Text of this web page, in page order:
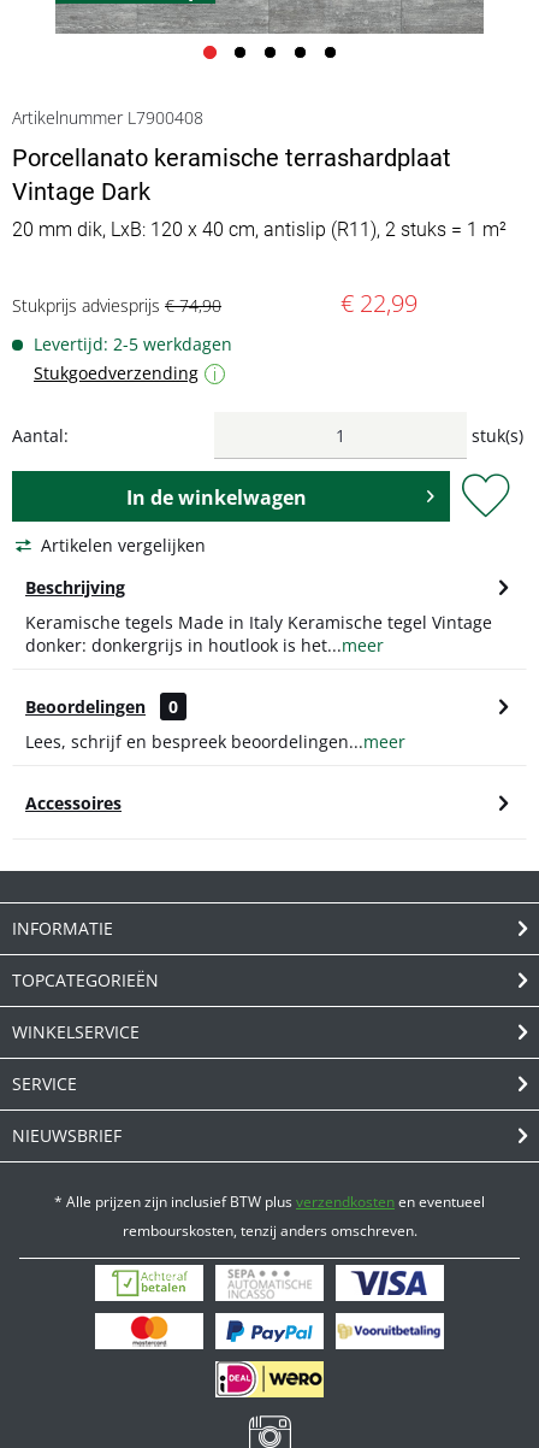
Artikelnummer L7900408
Porcellanato keramische terrashardplaat
Vintage Dark
20 mm dik, LxB: 120 x 40 cm, antislip (R11), 2 stuks = 1 m²
Stukprijs adviesprijs € 74,90 € 22,99
Levertijd: 2-5 werkdagen
Stukgoedverzending
i
Aantal: stuk(s)
In dewinkelwagen
Artikelen vergelijken
Beschrijving
Keramische tegels Made in Italy Keramische tegel Vintage
donker: donkergrijs in houtlook is het...meer
Beoordelingen
0
Lees, schrijf en bespreek beoordelingen...meer
Accessoires
INFORMATIE
TOPCATEGORIEËN
WINKELSERVICE
SERVICE
NIEUWSBRIEF
* Alle prijzen zijn inclusief BTW plusverzendkostenen eventueel
rembourskosten, tenzij anders omschreven.